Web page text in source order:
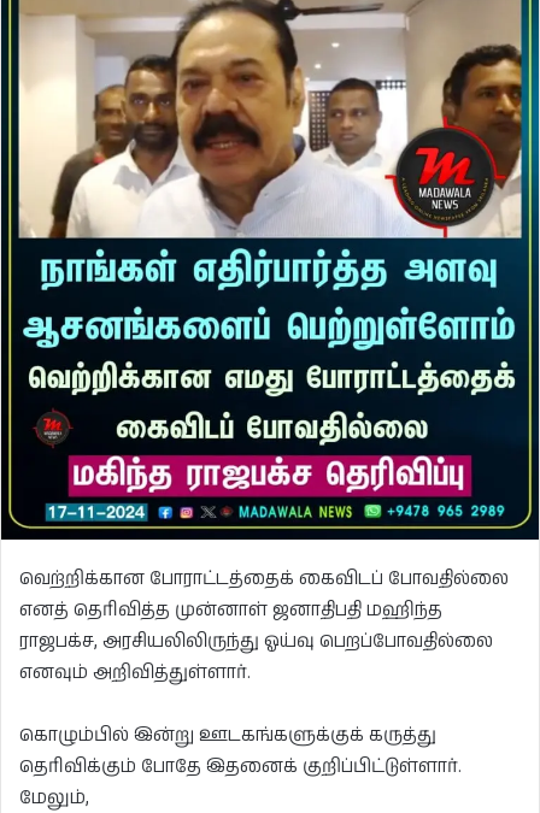
வெற்றிக்கான போராட்டத்தைக் கைவிடப் போவதில்லை
எனத் தெரிவித்த முன்னாள் ஜனாதிபதி மஹிந்த
ராஜபக்ச, அரசியலிலிருந்து ஓய்வு பெறப்போவதில்லை
எனவும் அறிவித்துள்ளார்.
கொழும்பில் இன்று ஊடகங்களுக்குக் கருத்து
தெரிவிக்கும் போதே இதனைக் குறிப்பிட்டுள்ளார்.
மேலும்,